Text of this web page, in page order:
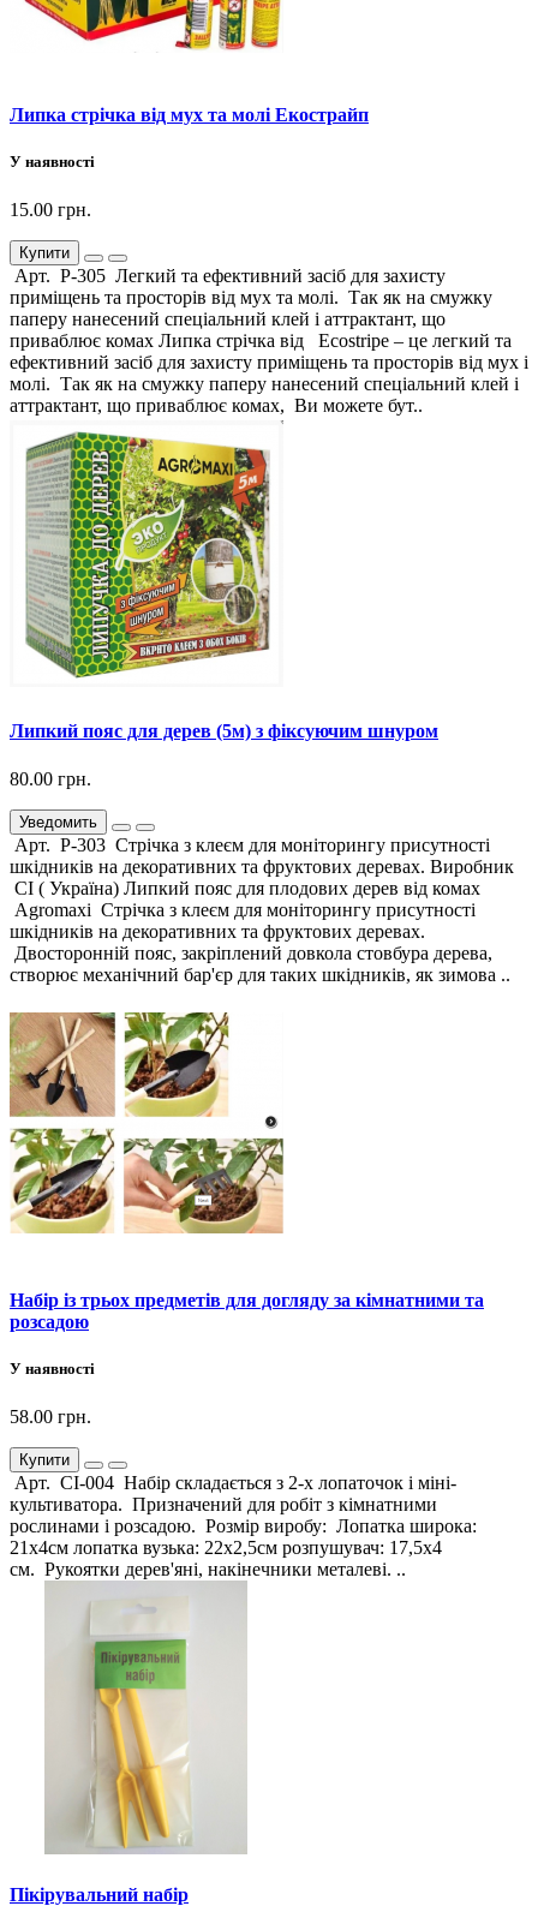
Липка стрічка від мух та молі Екострайп
У наявності
15.00 грн.
Купити
Арт. Р-305 Легкий та ефективний засіб для захисту
приміщень та просторів від мух та молі. Так як на смужку
паперу нанесений спеціальний клей і аттрактант, що
приваблює комах Липка стрічка від Ecostripe – це легкий та
ефективний засіб для захисту приміщень та просторів від мух і
молі. Так як на смужку паперу нанесений спеціальний клей і
аттрактант, що приваблює комах, Ви можете бут..
Липкий пояс для дерев (5м) з фіксуючим шнуром
80.00 грн.
Уведомить
Арт. Р-303 Стрічка з клеєм для моніторингу присутності
шкідників на декоративних та фруктових деревах. Виробник
СІ ( Україна) Липкий пояс для плодових дерев від комах
Agromaxi Стрічка з клеєм для моніторингу присутності
шкідників на декоративних та фруктових деревах.
Двосторонній пояс, закріплений довкола стовбура дерева,
створює механічний бар'єр для таких шкідників, як зимова ..
Набір із трьох предметів для догляду за кімнатними та
розсадою
У наявності
58.00 грн.
Купити
Арт. СІ-004 Набір складається з 2-х лопаточок і міні-
культиватора. Призначений для робіт з кімнатними
рослинами і розсадою. Розмір виробу: Лопатка широка:
21х4см лопатка вузька: 22х2,5см розпушувач: 17,5х4
см. Рукоятки дерев'яні, накінечники металеві. ..
Пікірувальний набір